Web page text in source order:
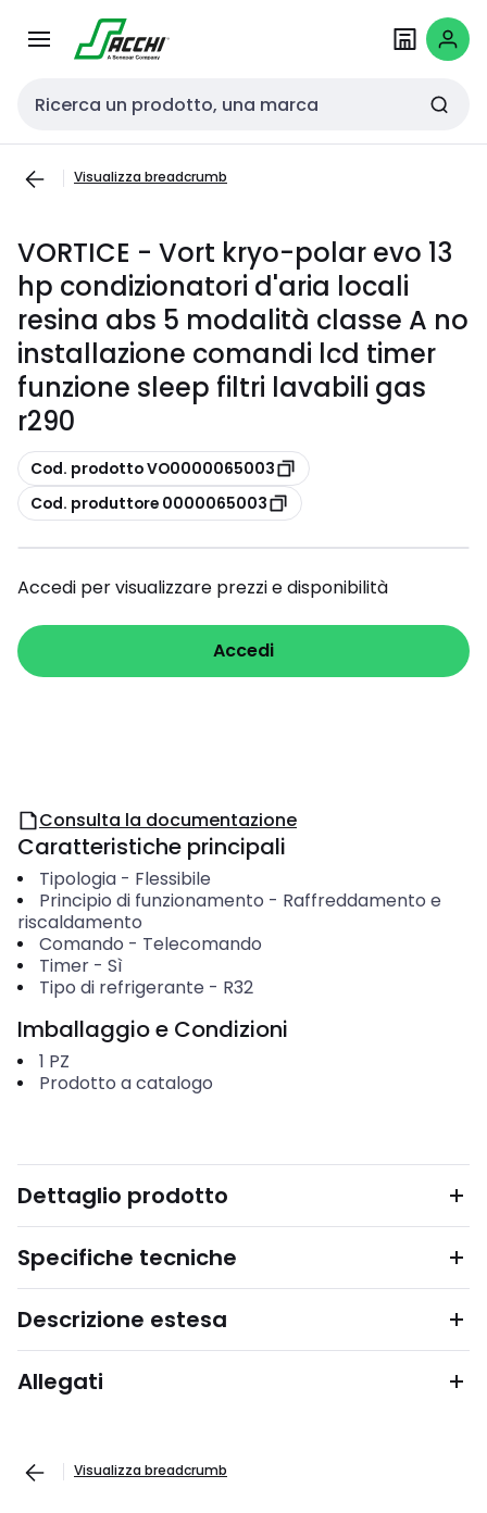
navigazionecontenuto
Cerca input
Visualizza breadcrumb
VORTICE - Vort kryo-polar evo 13
hp condizionatori d'aria locali
resina abs 5 modalità classe A no
installazione comandi lcd timer
funzione sleep filtri lavabili gas
r290
copia
Cod. prodotto VO0000065003
copia
Cod. produttore 0000065003
Accedi per visualizzare prezzi e disponibilità
Accedi
Consulta la documentazione
Caratteristiche principali
Tipologia- Flessibile
Principio di funzionamento - Raffreddamento e
riscaldamento
Comando - Telecomando
Timer- Sì
Tipo di refrigerante - R32
Imballaggio e Condizioni
1 PZ
Prodotto a catalogo
Dettaglio prodotto
Specifiche tecniche
Descrizione estesa
Allegati
Visualizza breadcrumb